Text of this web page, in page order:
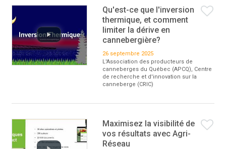
Qu'est-ce que l'inversion
thermique, et comment
limiter la dérive en
cannebergière?
26 septembre 2025
L'Association des producteurs de
canneberges du Québec (APCQ), Centre
de recherche et d'innovation sur la
canneberge (CRIC)
Maximisez la visibilité de
vos résultats avec Agri-
Réseau